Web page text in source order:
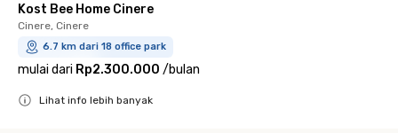
Kost Bee Home Cinere
Cinere, Cinere
6.7 km dari 18 office park
mulai dari Rp2.300.000 /bulan
Lihat info lebih banyak